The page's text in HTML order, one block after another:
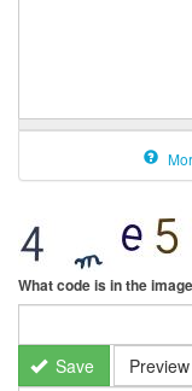
What code is in the
Save Preview